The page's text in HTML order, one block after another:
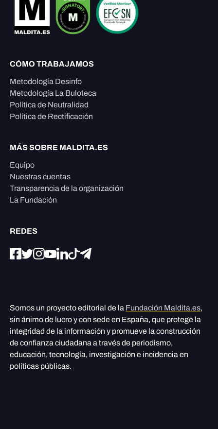
CÓMO TRABAJAMOS
Metodología Desinfo
Metodología La Buloteca
Política de Neutralidad
Política de Rectificación
MÁS SOBRE MALDITA.ES
Equipo
Nuestras cuentas
Transparencia de la organización
La Fundación
REDES
Somos un proyecto editorial de la Fundación Maldita.es,
sin ánimo de lucro y con sede en España, que protege la
integridad de la información y promueve la construcción
de confianza ciudadana a través de periodismo,
educación, tecnología, investigación e incidencia en
políticas públicas.